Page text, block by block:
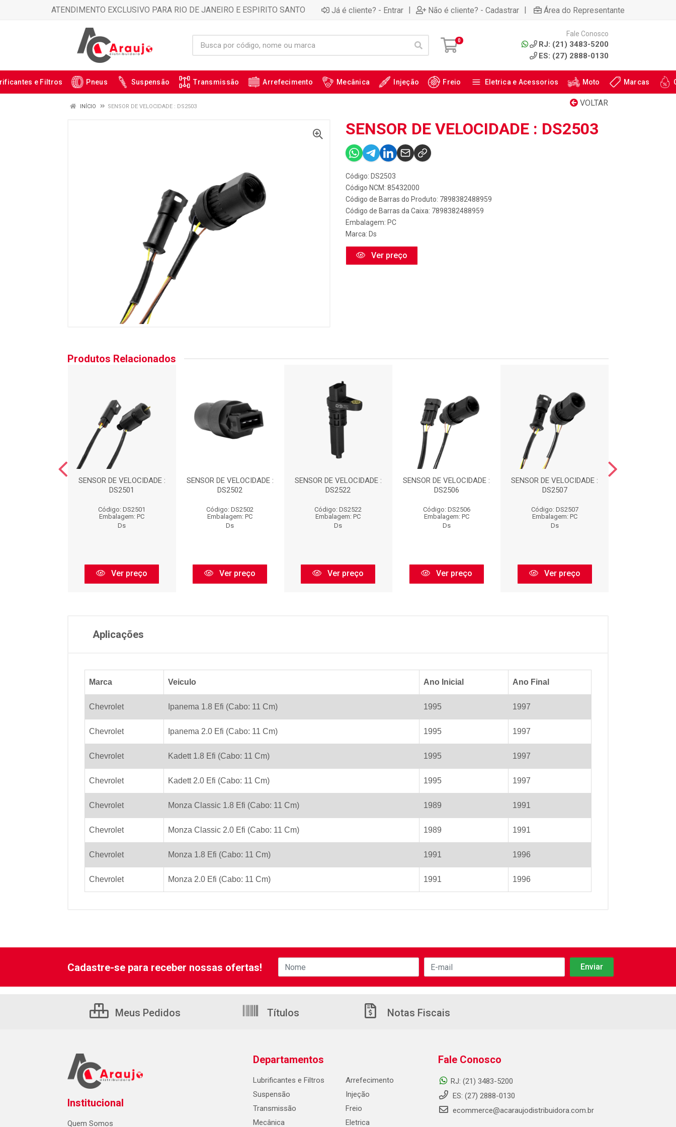
ATENDIMENTO EXCLUSIVO PARA RIO DE JANEIRO E ESPIRITO SANTO Já é cliente? - Entrar | Não é cliente? - Cadastrar | Área do Representante
0
Fale Conosco
RJ: (21) 3483-5200
ES: (27) 2888-0130
e Filtros Pneus Suspensão Transmissão Arrefecimento Mecânica Injeção Freio Eletrica e Acessorios Moto Marcas
VOLTAR
INÍCIO SENSOR DE VELOCIDADE : DS2503
SENSOR DE VELOCIDADE : DS2503
Código: DS2503
Código NCM: 85432000
Código de Barras do Produto: 7898382488959
Código de Barras da Caixa: 7898382488959
Embalagem: PC
Marca: Ds
Ver preço
Produtos Relacionados
SENSOR DE VELOCIDADE :
DS2501
Código: DS2501
Embalagem: PC
Ds
Ver preço
SENSOR DE VELOCIDADE :
DS2502
Código: DS2502
Embalagem: PC
Ds
Ver preço
SENSOR DE VELOCIDADE :
DS2522
Código: DS2522
Embalagem: PC
Ds
Ver preço
SENSOR DE VELOCIDADE :
DS2506
Código: DS2506
Embalagem: PC
Ds
Ver preço
SENSOR DE VELOCIDADE :
DS2507
Código: DS2507
Embalagem: PC
Ds
Ver preço
Aplicações
Marca Veiculo Ano Inicial Ano Final
Chevrolet Ipanema 1.8 Efi (Cabo: 11 Cm) 1995 1997
Chevrolet Ipanema 2.0 Efi (Cabo: 11 Cm) 1995 1997
Chevrolet Kadett 1.8 Efi (Cabo: 11 Cm) 1995 1997
Chevrolet Kadett 2.0 Efi (Cabo: 11 Cm) 1995 1997
Chevrolet Monza Classic 1.8 Efi (Cabo: 11 Cm) 1989 1991
Chevrolet Monza Classic 2.0 Efi (Cabo: 11 Cm) 1989 1991
Chevrolet Monza 1.8 Efi (Cabo: 11 Cm) 1991 1996
Chevrolet Monza 2.0 Efi (Cabo: 11 Cm) 1991 1996
Cadastre-se para receber nossas ofertas!
Meus Pedidos Títulos Notas Fiscais
Institucional
Quem Somos
Departamentos
Lubrificantes e Filtros
Suspensão
Transmissão
Mecânica
Arrefecimento
Injeção
Freio
Eletrica
Fale Conosco
RJ: (21) 3483-5200
ES: (27) 2888-0130
ecommerce@acaraujodistribuidora.com.br